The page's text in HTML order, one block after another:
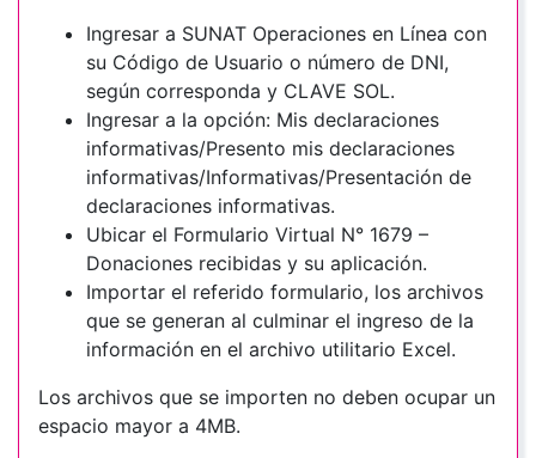
Ingresar a SUNAT Operaciones en Línea con
su Código de Usuario o número de DNI,
según corresponda y CLAVE SOL.
Ingresar a la opción: Mis declaraciones
informativas/Presento mis declaraciones
informativas/Informativas/Presentación de
declaraciones informativas.
Ubicar el Formulario Virtual N° 1679 –
Donaciones recibidas y su aplicación.
Importar el referido formulario, los archivos
que se generan al culminar el ingreso de la
información en el archivo utilitario Excel.
Los archivos que se importen no deben ocupar un
espacio mayor a 4MB.